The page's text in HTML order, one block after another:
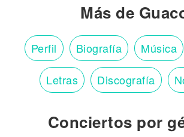
Más de
Perfil Biografía Música
Letras Discografía
Conciertos por